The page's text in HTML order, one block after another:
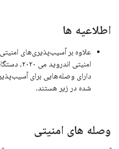
اطلاعیه ها
علاوه بر آسیب‌پذیری‌های
دارای وصله‌هایی برای
شده در زیر هستند.
وصله های امنیتی